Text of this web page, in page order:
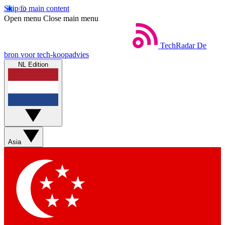
Skip to main content
Open menu Close main menu
TechRadar De
bron voor tech-koopadvies
NL Edition
Asia